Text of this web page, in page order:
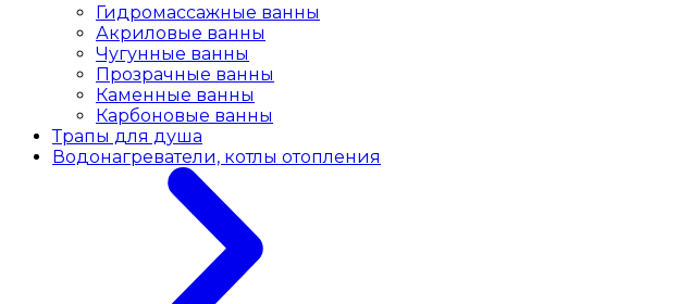
Гидромассажные ванны
Акриловые ванны
Чугунные ванны
Прозрачные ванны
Каменные ванны
Карбоновые ванны
Трапы для душа
Водонагреватели, котлы отопления